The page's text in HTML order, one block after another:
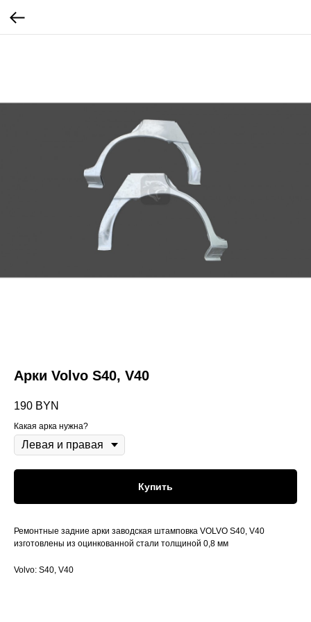
Арки Volvo S40, V40
190 BYN
Какая арка нужна?
Купить
Ремонтные задние арки заводская штамповка VOLVO S40, V40
изготовлены из оцинкованной стали толщиной 0,8 мм
Volvo: S40, V40